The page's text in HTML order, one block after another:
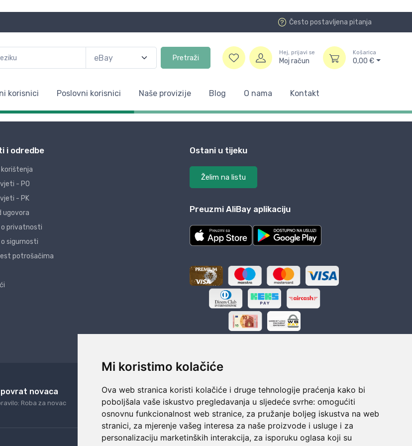
Mi koristimo kolačiće
Ova web stranica koristi kolačiće i druge tehnologije praćenja kako bi
poboljšala vaše iskustvo pregledavanja u sljedeće svrhe: omogućiti
osnovnu funkcionalnost web stranice, za pružanje boljeg iskustva na web
stranici, za mjerenje vašeg interesa za naše proizvode i usluge i za
personalizaciju marketinških interakcija, za isporuku oglasa koji su
Često postavljena pitanja
Pretraži
Hej, prijavi se
Moj račun
Košarica
0,00 €
korisnici Poslovni korisnici Naše provizije Blog O nama Kontakt
i odredbe
- PO
- PK
ugovora
o privatnosti
o sigurnosti
potrošačima
Ostani u tijeku
Želim na listu
Preuzmi AliBay aplikaciju
novaca
Roba za novac
24/7 odlična podrška
Naši agenti uvijek na raspolaganju
Sigurno obročno plaćanje
Do 24 rata bez kamata